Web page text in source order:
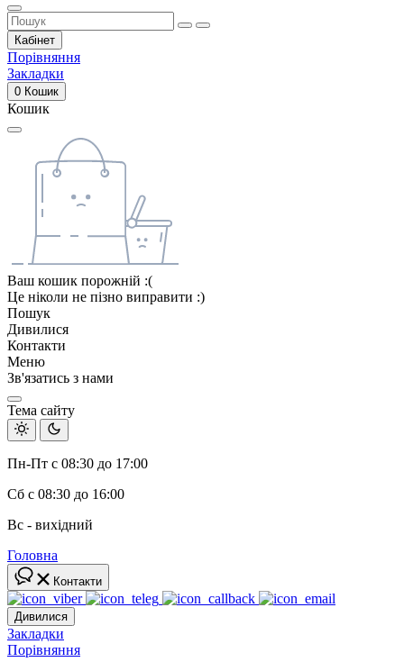
Кабінет
Порівняння
Закладки
0 Кошик
Кошик
Ваш кошик порожній :(
Це ніколи не пізно виправити :)
Пошук
Дивилися
Контакти
Меню
Зв'язатись з нами
Тема сайту
Пн-Пт с 08:30 до 17:00
Сб с 08:30 до 16:00
Вс - вихідний
Головна
Контакти
Дивилися
Закладки
Порівняння